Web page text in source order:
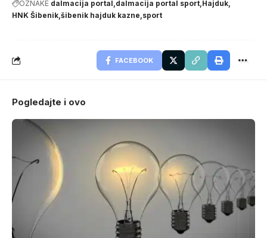
OZNAKE dalmacija portal dalmacija portal sport Hajduk
HNK Šibenik šibenik hajduk kazne sport
FACEBOOK
Pogledajte i ovo